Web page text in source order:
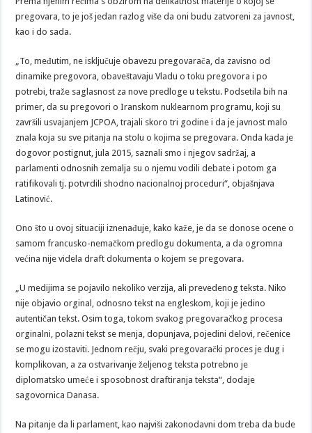
pregovara, to je još jedan razlog više da oni budu zatvoreni za javnost,
kao i do sada.
„To, međutim, ne isključuje obavezu pregovarača, da zavisno od
dinamike pregovora, obaveštavaju Vladu o toku pregovora i po
potrebi, traže saglasnost za nove predloge u tekstu. Podsetila bih na
primer, da su pregovori o Iranskom nuklearnom programu, koji su
završili usvajanjem JCPOA, trajali skoro tri godine i da je javnost malo
znala koja su sve pitanja na stolu o kojima se pregovara. Onda kada je
dogovor postignut, jula 2015, saznali smo i njegov sadržaj, a
parlamenti odnosnih zemalja su o njemu vodili debate i potom ga
ratifikovali tj. potvrdili shodno nacionalnoj proceduri“, objašnjava
Latinović.
Ono što u ovoj situaciji iznenađuje, kako kaže, je da se donose ocene o
samom francusko-nemačkom predlogu dokumenta, a da ogromna
većina nije videla draft dokumenta o kojem se pregovara.
„U medijima se pojavilo nekoliko verzija, ali prevedenog teksta. Niko
nije objavio orginal, odnosno tekst na engleskom, koji je jedino
autentičan tekst. Osim toga, tokom svakog pregovaračkog procesa
orginalni, polazni tekst se menja, dopunjava, pojedini delovi, rečenice
se mogu izostaviti. Jednom rečju, svaki pregovarački proces je dug i
komplikovan, a za ostvarivanje željenog teksta potrebno je
diplomatsko umeće i sposobnost draftiranja teksta“, dodaje
sagovornica Danasa.
Na pitanje da li parlament, kao najviši zakonodavni dom treba da bude